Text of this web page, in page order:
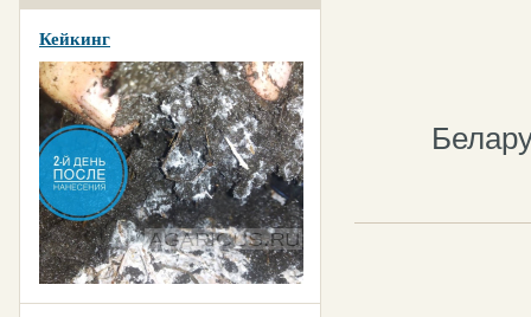
Кейкинг